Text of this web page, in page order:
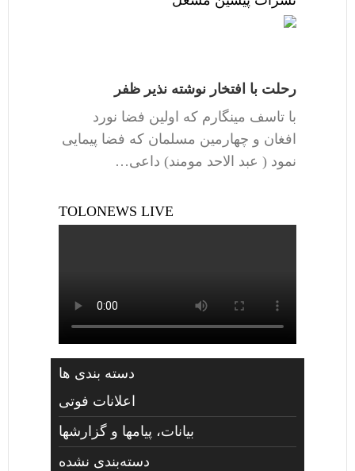
رحلت با افتخار نوشته نذیر ظفر
با تاسف مینگارم که اولین فضا نورد
افغان و چهارمین مسلمان که فضا پیمایی
نمود ( عبد الاحد مومند) داعی…
TOLONEWS LIVE
دسته بندی ها
اعلانات فوتی
بیانات، پیامها و گزارشها
دسته‌بندی نشده